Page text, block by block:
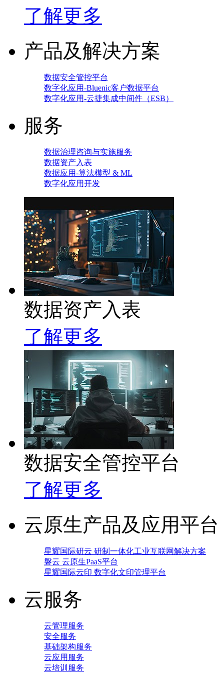
了解更多
产品及解决方案
数据安全管控平台
数字化应用-Bluenic客户数据平台
数字化应用-云捷集成中间件（ESB）
服务
数据治理咨询与实施服务
数据资产入表
数据应用-算法模型 & ML
数字化应用开发
数据资产入表
了解更多
数据安全管控平台
了解更多
云原生产品及应用平台
星耀国际研云 研制一体化工业互联网解决方案
磐云 云原生PaaS平台
星耀国际云印 数字化文印管理平台
云服务
云管理服务
安全服务
基础架构服务
云应用服务
云培训服务